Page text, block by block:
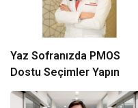
Yaz Sofranızda PMOS
Dostu Seçimler Yapın